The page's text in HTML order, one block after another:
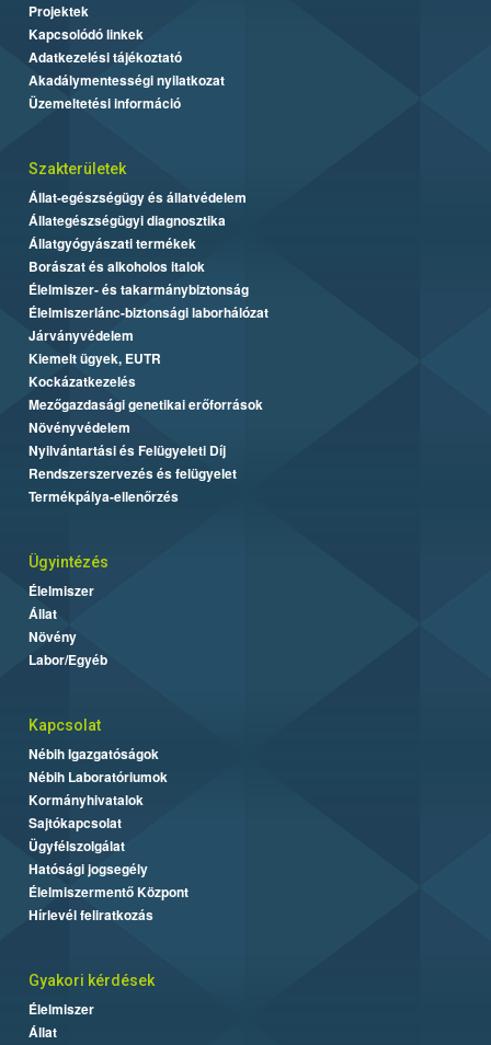
Projektek
Kapcsolódó linkek
Adatkezelési tájékoztató
Akadálymentességi nyilatkozat
Üzemeltetési információ
Szakterületek
Állat-egészségügy és állatvédelem
Állategészségügyi diagnosztika
Állatgyógyászati termékek
Borászat és alkoholos italok
Élelmiszer- és takarmánybiztonság
Élelmiszerlánc-biztonsági laborhálózat
Járványvédelem
Kiemelt ügyek, EUTR
Kockázatkezelés
Mezőgazdasági genetikai erőforrások
Növényvédelem
Nyilvántartási és Felügyeleti Díj
Rendszerszervezés és felügyelet
Termékpálya-ellenőrzés
Ügyintézés
Élelmiszer
Állat
Növény
Labor/Egyéb
Kapcsolat
Nébih Igazgatóságok
Nébih Laboratóriumok
Kormányhivatalok
Sajtókapcsolat
Ügyfélszolgálat
Hatósági jogsegély
Élelmiszermentő Központ
Hírlevél feliratkozás
Gyakori kérdések
Élelmiszer
Állat